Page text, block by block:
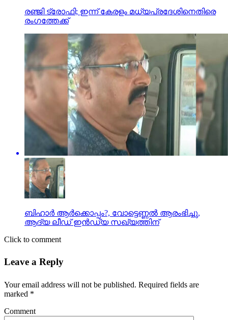
രഞ്ജി ട്രോഫി; ഇന്ന് കേരളം മധ്യപ്രദേശിനെതിരെ
രംഗത്തേക്ക്
ബിഹാര്‍ ആര്‍ക്കൊപ്പം?, വോട്ടെണ്ണല്‍ ആരംഭിച്ചു,
ആദ്യ ലീഡ് ഇന്‍ഡ്യ സഖ്യത്തിന്
Click to comment
Leave a Reply
Your email address will not be published. Required fields are
marked *
Comment